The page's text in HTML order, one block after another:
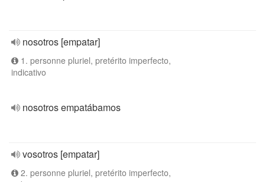
nosotros [empatar]
1. personne pluriel, pretérito imperfecto,
indicativo
nosotros empatábamos
vosotros [empatar]
2. personne pluriel, pretérito imperfecto,